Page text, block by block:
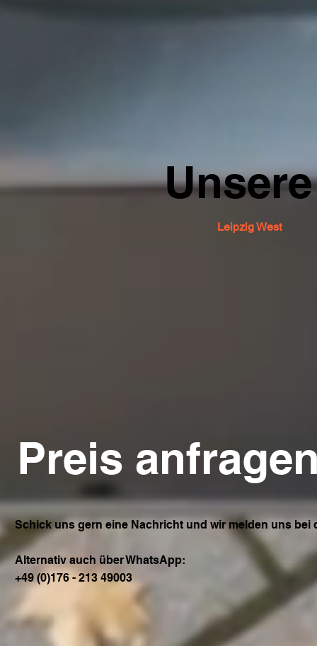
Leipzig West
Preis
Schick uns gern eine Nachricht und wir melden uns bei
Alternativ auch über WhatsApp:
+49 (0)176 - 213 49003